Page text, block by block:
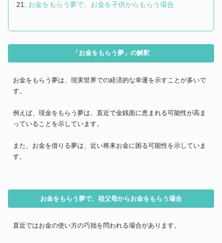
お金をもらう夢で、お金を子供からもらう場合
「お金をもらう夢」の解釈
お金をもらう夢は、現実世界での経済的な幸運を示すことが多いで
す。
例えば、現金をもらう夢は、直近で金銭面に恵まれる可能性が高ま
っていることを示しています。
また、お金を借りる夢は、近い将来お金に困る可能性を示していま
す。
お金をもらう夢で、祖父母からお金をもらう場合
直近ではお金の使い方の巧拙を問われる場合があります。